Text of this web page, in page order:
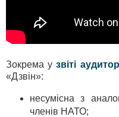
Зокрема узвіті
«Дзвін»:
несумісна з
членів НАТО;